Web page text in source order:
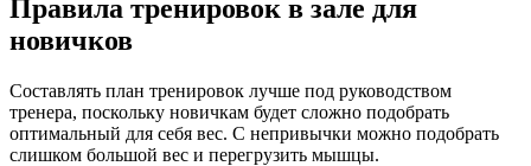
Правила тренировок в зале для
новичков
Составлять план тренировок лучше под руководством
тренера, поскольку новичкам будет сложно подобрать
оптимальный для себя вес. С непривычки можно подобрать
слишком большой вес и перегрузить мышцы.